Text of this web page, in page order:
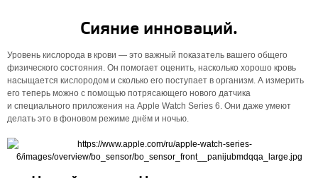
Сияние инноваций.
Уровень кислорода в крови — это важный показатель вашего общего
физического состояния. Он помогает оценить, насколько хорошо кровь
насыщается кислородом и сколько его поступает в организм. А измерить
его теперь можно с помощью потрясающего нового датчика
и специального приложения на Apple Watch Series 6. Они даже умеют
делать это в фоновом режиме днём и ночью.